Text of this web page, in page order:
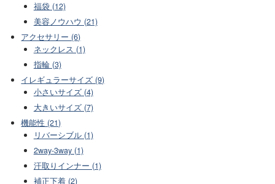
福袋 (12)
美容ノウハウ (21)
アクセサリー (6)
ネックレス (1)
指輪 (3)
イレギュラーサイズ (9)
小さいサイズ (4)
大きいサイズ (7)
機能性 (21)
リバーシブル (1)
2way-3way (1)
汗取りインナー (1)
補正下着 (2)